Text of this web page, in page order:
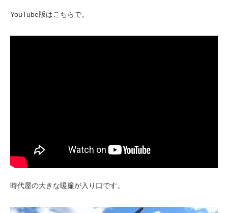
YouTube版はこちらで。
時代屋の大きな暖簾が入り口です。